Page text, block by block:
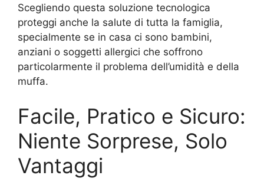
Scegliendo questa soluzione tecnologica
proteggi anche la salute di tutta la famiglia,
specialmente se in casa ci sono bambini,
anziani o soggetti allergici che soffrono
particolarmente il problema dell’umidità e della
muffa.
Facile, Pratico e Sicuro:
Niente Sorprese, Solo
Vantaggi